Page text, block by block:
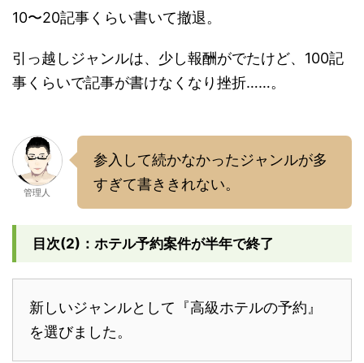
10〜20記事くらい書いて撤退。
引っ越しジャンルは、少し報酬がでたけど、100記
事くらいで記事が書けなくなり挫折……。
管理人
参入して続かなかったジャンルが多
すぎて書ききれない。
目次(2)：ホテル予約案件が半年で終了
新しいジャンルとして『高級ホテルの予約』
を選びました。